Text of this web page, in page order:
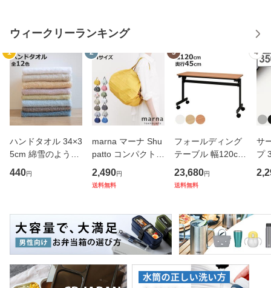
ウィークリーランキング
1
ハンドタオル 34×3
5cm 綿雪のような
タオル ベルベット
カラー （ タオル
ンカチ 洗面タオル
綿 コッ
440円
2
marna マーナ Shu
patto コンパクトバ
ッグ M／2020 S46
7 （ シュパット エ
物バッグ 洗濯可能
北欧 コ
2,490円
送料無料
3
フォールディング
テーブル 幅120cm
奥行き45cm キャ
スター付き 折りた
ッキング 会議机 ミ
ーティング
23,680円
送料無料
4
サ
プ
フ
ス
マ
保